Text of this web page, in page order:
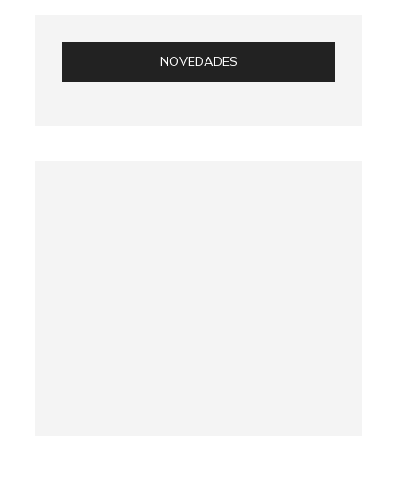
NOVEDADES